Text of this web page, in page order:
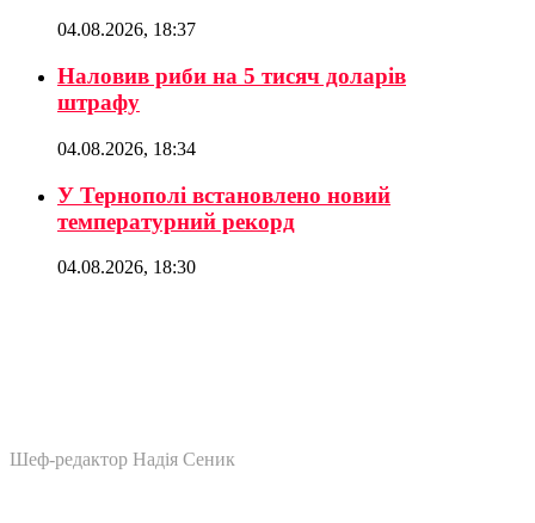
04.08.2026, 18:37
Наловив риби на 5 тисяч доларів
штрафу
04.08.2026, 18:34
У Тернополі встановлено новий
температурний рекорд
04.08.2026, 18:30
Шеф-редактор Надія Сеник